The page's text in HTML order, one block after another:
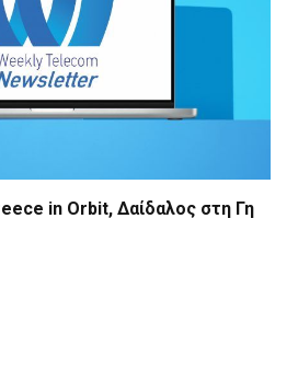
in Orbit, Δαίδαλος στη Γη